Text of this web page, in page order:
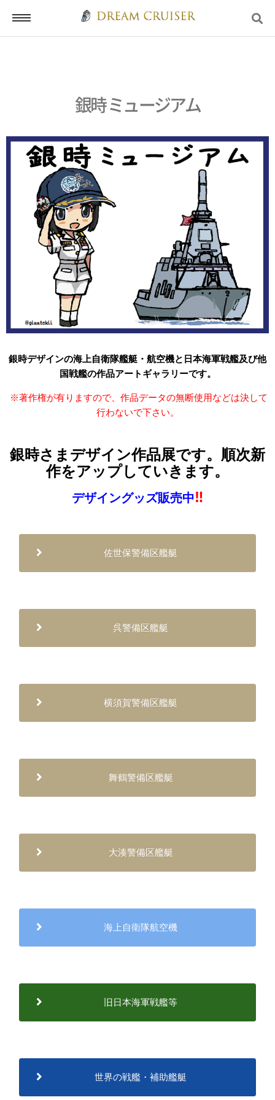
お問い合わせ
銀時 ミュージアム
銀時デザインの海上自衛隊艦艇・航空機と日本海軍戦艦及び他
国戦艦の作品アートギャラリーです。
※著作権が有りますので、作品データの無断使用などは決して
行わないで下さい。
銀時さまデザイン作品展です。順次新
作をアップしていきます。
デザイングッズ販売中‼
佐世保警備区艦艇
呉警備区艦艇
横須賀警備区艦艇
舞鶴警備区艦艇
大湊警備区艦艇
海上自衛隊航空機
旧日本海軍戦艦等
世界の戦艦・補助艦艇